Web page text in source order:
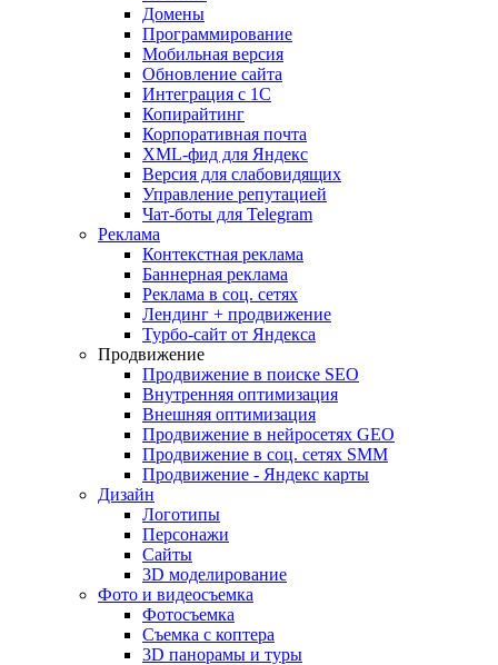
Домены
Программирование
Мобильная версия
Обновление сайта
Интеграция с 1С
Копирайтинг
Корпоративная почта
XML-фид для Яндекс
Версия для слабовидящих
Управление репутацией
Чат-боты для Telegram
Реклама
Контекстная реклама
Баннерная реклама
Реклама в соц. сетях
Лендинг + продвижение
Турбо-сайт от Яндекса
Продвижение
Продвижение в поиске SEO
Внутренняя оптимизация
Внешняя оптимизация
Продвижение в нейросетях GEO
Продвижение в соц. сетях SMM
Продвижение - Яндекс карты
Дизайн
Логотипы
Персонажи
Сайты
3D моделирование
Фото и видеосъемка
Фотосъемка
Съемка с коптера
3D панорамы и туры